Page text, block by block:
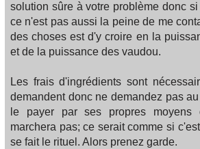
solution sûre à votre problème donc
ce n'est pas aussi la peine de me
des choses est d'y croire en la
et de la puissance des vaudou.
Les frais d'ingrédients sont
demandent donc ne demandez pas
le payer par ses propres
marchera pas; ce serait comme si
se fait le rituel. Alors prenez garde.